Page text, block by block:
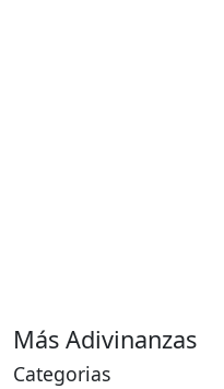
Más Adivinanzas
Categorias